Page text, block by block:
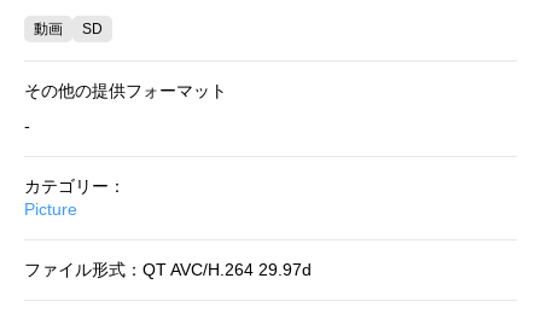
動画 SD
その他の提供フォーマット
-
カテゴリー：
Picture
ファイル形式：QT AVC/H.264 29.97d